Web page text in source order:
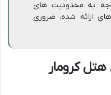
به محدودیت های
ارائه شده، ضروری
هتل کرومار